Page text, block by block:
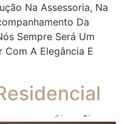
Na Assessoria, Na
Da
Sempre Será Um
Com A Elegância E